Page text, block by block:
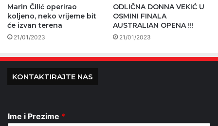
Marin Čilić operirao
koljeno, neko vrijeme bit
će izvan terena
21/01/2023
ODLIČNA DONNA VEKIĆ U
OSMINI FINALA
AUSTRALIAN OPENA !!!
21/01/2023
KONTAKTIRAJTE NAS
Ime i Prezime *